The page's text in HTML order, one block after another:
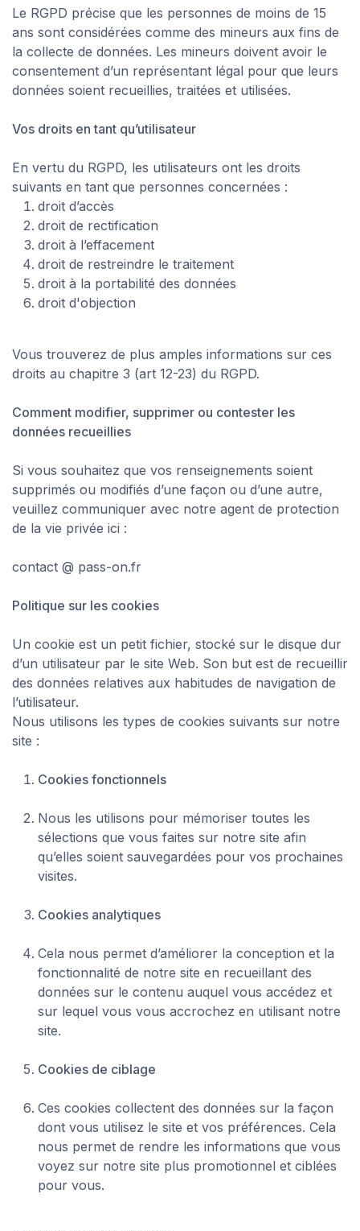
Le RGPD précise que les personnes de moins de 15
ans sont considérées comme des mineurs aux fins de
la collecte de données. Les mineurs doivent avoir le
consentement d’un représentant légal pour que leurs
données soient recueillies, traitées et utilisées.
Vos droits en tant qu’utilisateur
En vertu du RGPD, les utilisateurs ont les droits
suivants en tant que personnes concernées :
droit d’accès
droit de rectification
droit à l’effacement
droit de restreindre le traitement
droit à la portabilité des données
droit d'objection
Vous trouverez de plus amples informations sur ces
droits au chapitre 3 (art 12-23) du RGPD.
Comment modifier, supprimer ou contester les
données recueillies
Si vous souhaitez que vos renseignements soient
supprimés ou modifiés d’une façon ou d’une autre,
veuillez communiquer avec notre agent de protection
de la vie privée ici :
contact @ pass-on.fr
Politique sur les cookies
Un cookie est un petit fichier, stocké sur le disque dur
d’un utilisateur par le site Web. Son but est de recueillir
des données relatives aux habitudes de navigation de
l’utilisateur.
Nous utilisons les types de cookies suivants sur notre
site :
Cookies fonctionnels
Nous les utilisons pour mémoriser toutes les
sélections que vous faites sur notre site afin
qu’elles soient sauvegardées pour vos prochaines
visites.
Cookies analytiques
Cela nous permet d’améliorer la conception et la
fonctionnalité de notre site en recueillant des
données sur le contenu auquel vous accédez et
sur lequel vous vous accrochez en utilisant notre
site.
Cookies de ciblage
Ces cookies collectent des données sur la façon
dont vous utilisez le site et vos préférences. Cela
nous permet de rendre les informations que vous
voyez sur notre site plus promotionnel et ciblées
pour vous.